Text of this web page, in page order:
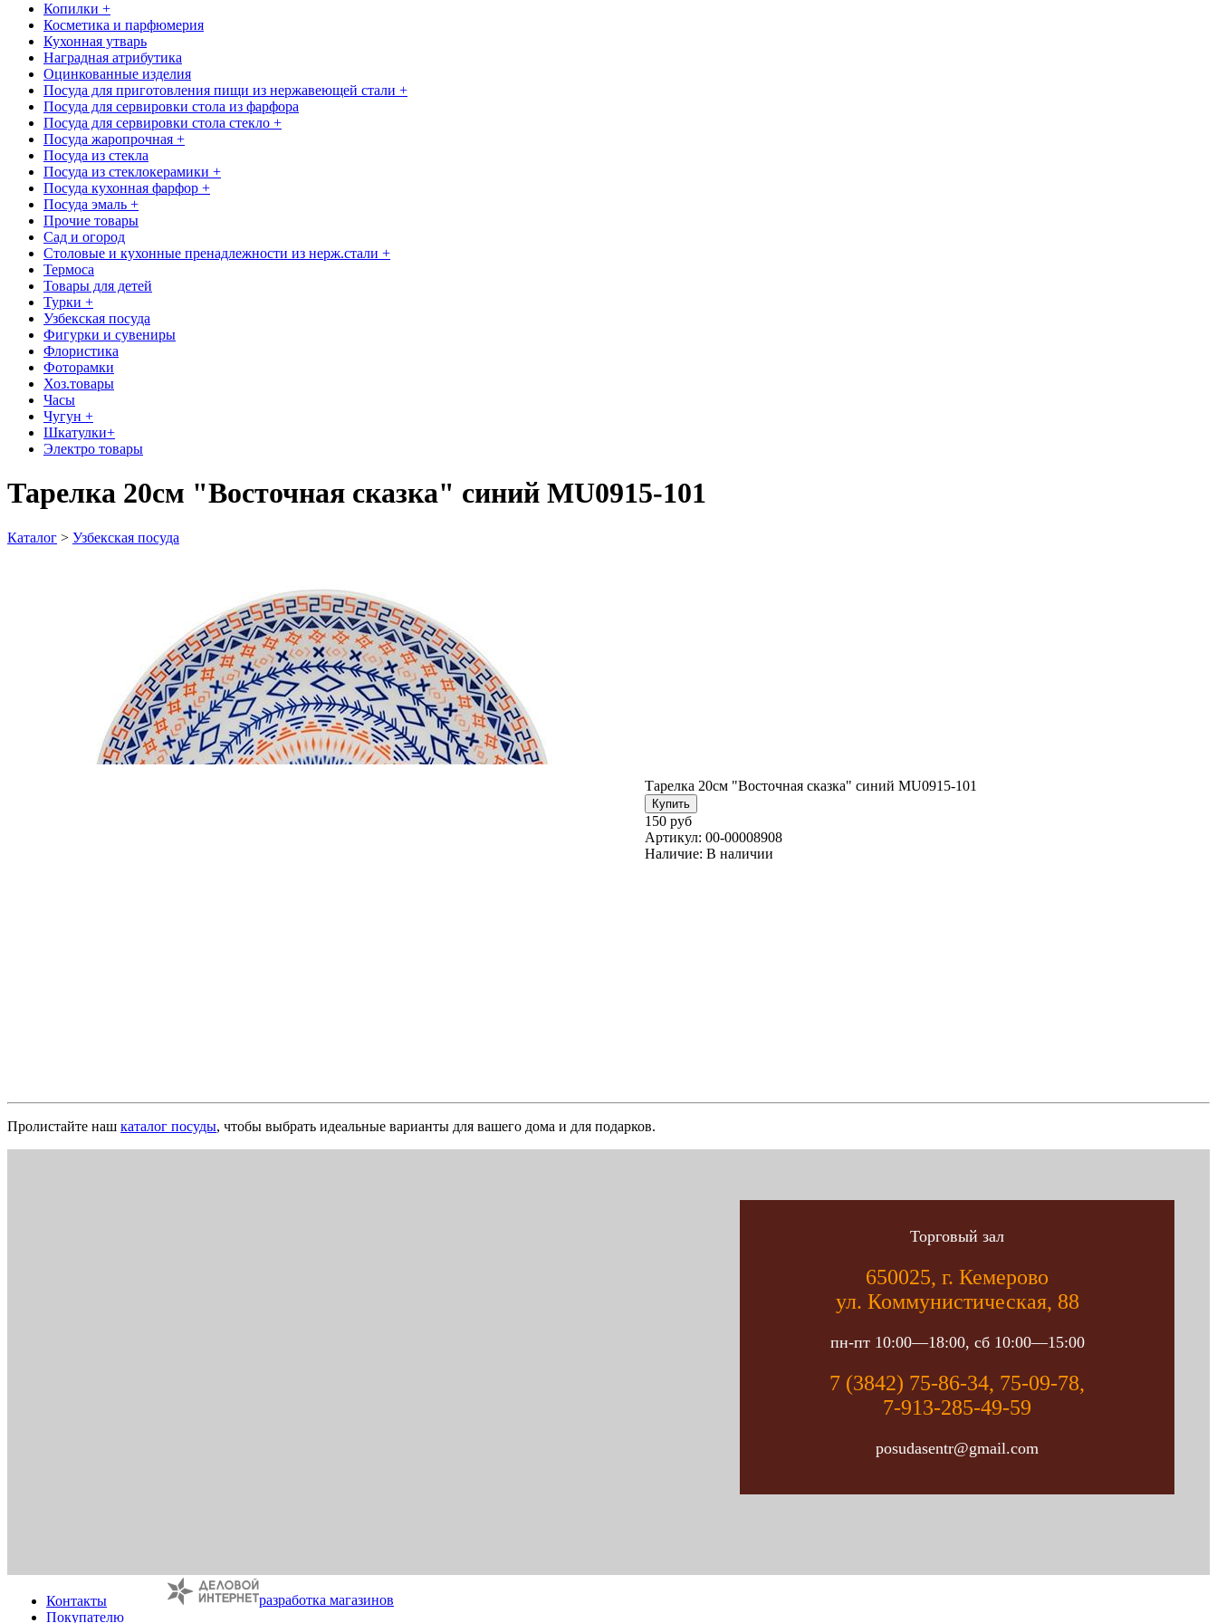
Копилки +
Косметика и парфюмерия
Кухонная утварь
Наградная атрибутика
Оцинкованные изделия
Посуда для приготовления пищи из нержавеющей стали +
Посуда для сервировки стола из фарфора
Посуда для сервировки стола стекло +
Посуда жаропрочная +
Посуда из стекла
Посуда из стеклокерамики +
Посуда кухонная фарфор +
Посуда эмаль +
Прочие товары
Сад и огород
Столовые и кухонные пренадлежности из нерж.стали +
Термоса
Товары для детей
Турки +
Узбекская посуда
Фигурки и сувениры
Флористика
Фоторамки
Хоз.товары
Часы
Чугун +
Шкатулки+
Электро товары
Тарелка 20см "Восточная сказка" синий MU0915-101
Каталог > Узбекская посуда
Тарелка 20см "Восточная сказка" синий MU0915-101
150 руб
Артикул: 00-00008908
Наличие: В наличии
Пролистайте наш каталог посуды, чтобы выбрать идеальные варианты для вашего дома и для подарков.
Торговый зал
650025, г. Кемерово
ул. Коммунистическая, 88
пн-пт 10:00—18:00, сб 10:00—15:00
7 (3842) 75-86-34, 75-09-78,
7-913-285-49-59
posudasentr@gmail.com
Контакты
Покупателю
разработка магазинов